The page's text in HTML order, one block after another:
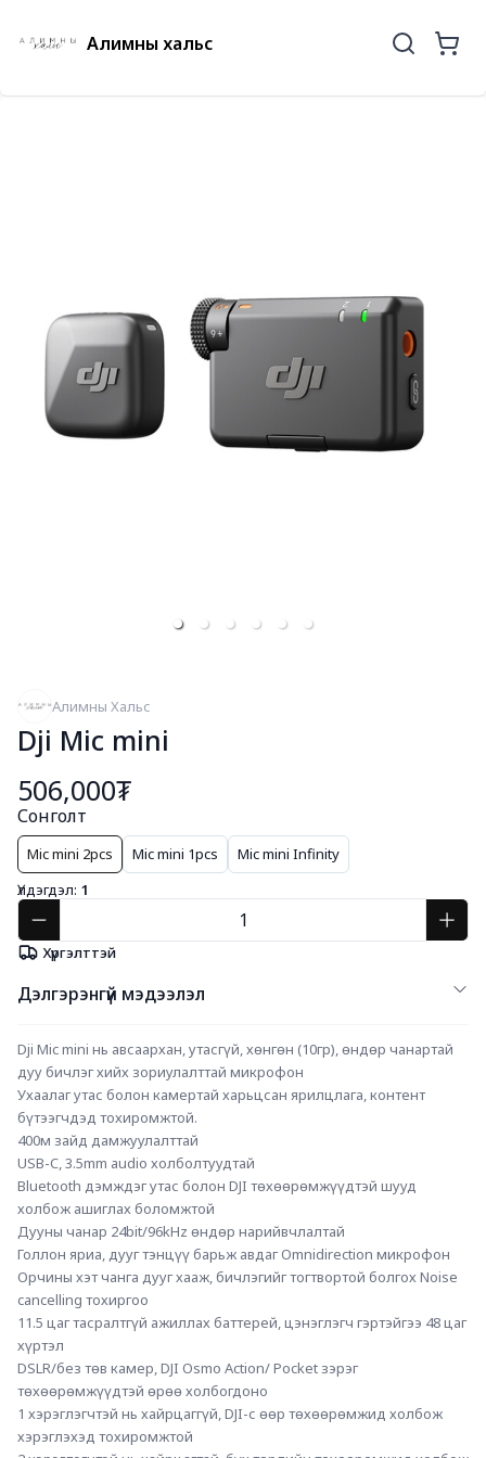
Алимны хальс
Алимны Хальс
Dji Mic mini
506,000₮
Сонголт
Mic mini 2pcs Mic mini 1pcs
Mic mini Infinity
Үлдэгдэл: 1
Хүргэлттэй
Дэлгэрэнгүй мэдээлэл
Dji Mic mini нь авсаархан, утасгүй, хөнгөн (10гр), өндөр чанартай
дуу бичлэг хийх зориулалттай микрофон
Ухаалаг утас болон камертай харьцсан ярилцлага, контент
бүтээгчдэд тохиромжтой.
400м зайд дамжуулалттай
USB-C, 3.5mm audio холболтуудтай
Bluetooth дэмждэг утас болон DJI төхөөрөмжүүдтэй шууд
холбож ашиглах боломжтой
Дууны чанар 24bit/96kHz өндөр нарийвчлалтай
Голлон яриа, дууг тэнцүү барьж авдаг Omnidirection микрофон
Орчины хэт чанга дууг хааж, бичлэгийг тогтвортой болгох Noise
cancelling тохиргоо
11.5 цаг тасралтгүй ажиллах баттерей, цэнэглэгч гэртэйгээ 48 цаг
хүртэл
DSLR/без төв камер, DJI Osmo Action/ Pocket зэрэг
төхөөрөмжүүдтэй өрөө холбогдоно
1 хэрэглэгчтэй нь хайрцаггүй, DJI-с өөр төхөөрөмжид холбож
хэрэглэхэд тохиромжтой